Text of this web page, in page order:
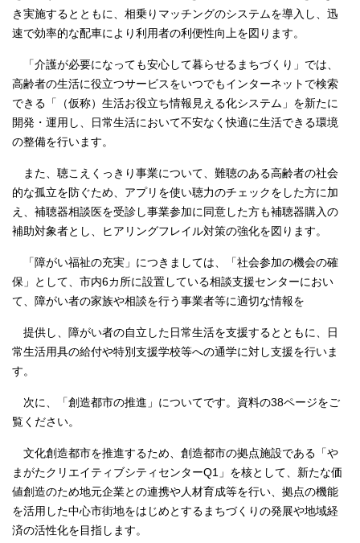
き実施するとともに、相乗りマッチングのシステムを導入し、迅
速で効率的な配車により利用者の利便性向上を図ります。
「介護が必要になっても安心して暮らせるまちづくり」では、
高齢者の生活に役立つサービスをいつでもインターネットで検索
できる「（仮称）生活お役立ち情報見える化システム」を新たに
開発・運用し、日常生活において不安なく快適に生活できる環境
の整備を行います。
また、聴こえくっきり事業について、難聴のある高齢者の社会
的な孤立を防ぐため、アプリを使い聴力のチェックをした方に加
え、補聴器相談医を受診し事業参加に同意した方も補聴器購入の
補助対象者とし、ヒアリングフレイル対策の強化を図ります。
「障がい福祉の充実」につきましては、「社会参加の機会の確
保」として、市内6カ所に設置している相談支援センターにおい
て、障がい者の家族や相談を行う事業者等に適切な情報を
提供し、障がい者の自立した日常生活を支援するとともに、日
常生活用具の給付や特別支援学校等への通学に対し支援を行いま
す。
次に、「創造都市の推進」についてです。資料の38ページをご
覧ください。
文化創造都市を推進するため、創造都市の拠点施設である「や
まがたクリエイティブシティセンターQ1」を核として、新たな価
値創造のため地元企業との連携や人材育成等を行い、拠点の機能
を活用した中心市街地をはじめとするまちづくりの発展や地域経
済の活性化を目指します。